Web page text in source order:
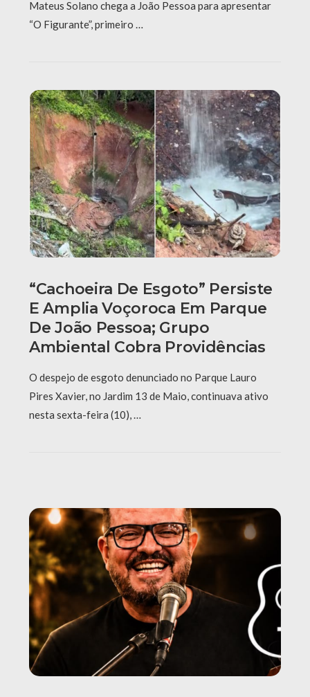
Mateus Solano chega a João Pessoa para apresentar
“O Figurante”, primeiro …
“Cachoeira De Esgoto” Persiste
E Amplia Voçoroca Em Parque
De João Pessoa; Grupo
Ambiental Cobra Providências
O despejo de esgoto denunciado no Parque Lauro
Pires Xavier, no Jardim 13 de Maio, continuava ativo
nesta sexta-feira (10), …